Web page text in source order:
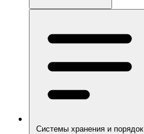
Системы хранения и порядок